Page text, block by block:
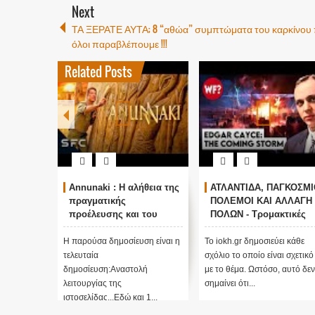
Next
ΤΑ ΞΕΡΑΤΕ ΑΥΤΑ; 8 “αθώα” συμπτώματα του καρκίνου
όλοι παραβλέπουμε !!!
Related Posts
ΑΤΛΑΝΤΙΔΑ, ΠΑΓΚΟΣΜΙΟΙ
ΠΟΛΕΜΟΙ ΚΑΙ ΑΛΛΑΓΗ
ΠΟΛΩΝ - Τρομακτικές
προβλέψεις του Edgar
Cayce (Video)
Το iokh.gr δημοσιεύει κάθε
σχόλιο το οποίο είναι σχετικό
με το θέμα. Ωστόσο, αυτό δεν
σημαίνει ότι...
Ο ΟΜΗΡΟΣ ΠΙΣΤΕΥΕΙ
ΣΤΟΝ ΠΟΥΤΙΝ ;
ΑΝΕΞΗΓΗΤΗ
ΠΡΟΠΑΓΑΝΔΑ ΥΠΕΡ
ΠΟΥΤΙΝ;
ΑΝΕΞΗΓΗΤΗ
ΥΠΕΡ ΤΟΥ ΠΟΥΤΙΝ; ΕΙΝΑΙ
ΜΕΓΑΛΗ ΠΑΓΙΔΑ; Τι
πίσω από αυτό ....;Κατ'